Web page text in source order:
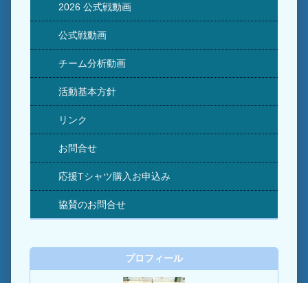
2026 公式戦動画
公式戦動画
チーム分析動画
活動基本方針
リンク
お問合せ
応援Tシャツ購入お申込み
協賛のお問合せ
プロフィール